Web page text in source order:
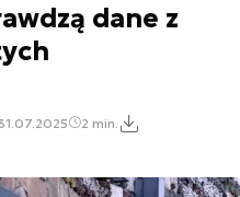
dane z
2 min.